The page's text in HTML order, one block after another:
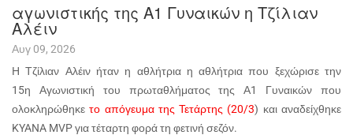
αγωνιστικής της Α1 Γυναικών η Tζίλιαν
Αλέιν
Αυγ 09, 2026
Η Τζίλιαν Αλέιν ήταν η αθλήτρια η αθλήτρια που ξεχώρισε την
15η Αγωνιστική του πρωταθλήματος της Α1 Γυναικών που
ολοκληρώθηκετο απόγευμα της Τετάρτης (20/3) και αναδείχθηκε
KYANA MVP για τέταρτη φορά τη φετινή σεζόν.